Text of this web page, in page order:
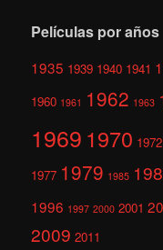
Películas por años
1935 1939 1940 1941
1960 1961 1962 1963
1969 1970 1972
1977 1979 1985
1996 1997 2000 2001
2009 2011